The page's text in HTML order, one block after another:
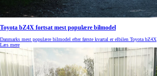
Toyota bZ4X fortsat mest populære bilmodel
Danmarks mest populære bilmodel efter første kvartal er elbilen Toyota bZ4X
Læs mere